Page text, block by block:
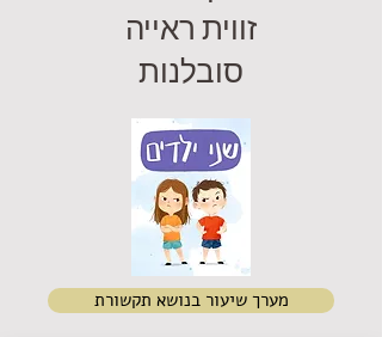
זווית ראייה
סובלנות
מערך שיעור בנושא תקשורת